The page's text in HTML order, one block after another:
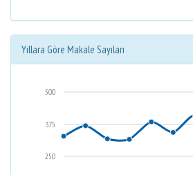
Yıllara Göre Makale Sayıları
250
375
500